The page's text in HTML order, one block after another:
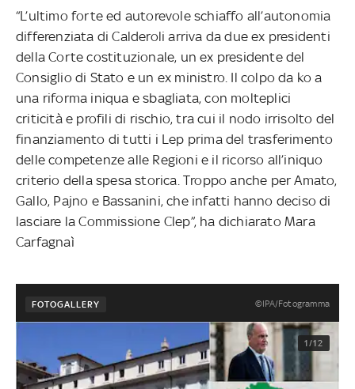
“L’ultimo forte ed autorevole schiaffo all’autonomia
differenziata di Calderoli arriva da due ex presidenti
della Corte costituzionale, un ex presidente del
Consiglio di Stato e un ex ministro. Il colpo da ko a
una riforma iniqua e sbagliata, con molteplici
criticità e profili di rischio, tra cui il nodo irrisolto del
finanziamento di tutti i Lep prima del trasferimento
delle competenze alle Regioni e il ricorso all’iniquo
criterio della spesa storica. Troppo anche per Amato,
Gallo, Pajno e Bassanini, che infatti hanno deciso di
lasciare la Commissione Clep”, ha dichiarato Mara
Carfagnaì
FOTOGALLERY ©IPA/Fotogramma
1/12